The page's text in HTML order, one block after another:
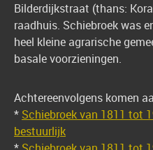
Bilderdijkstraat (thans:
raadhuis. Schiebroek was
heel kleine agrarische
basale voorzieningen.
Achtereenvolgens komen
* Schiebroek van 1811 tot
bestuurlijk